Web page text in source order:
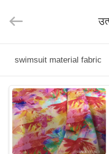
उत्पादों
वीआर
दिखाएँ
TEXTILE.
swimsuit material fabric